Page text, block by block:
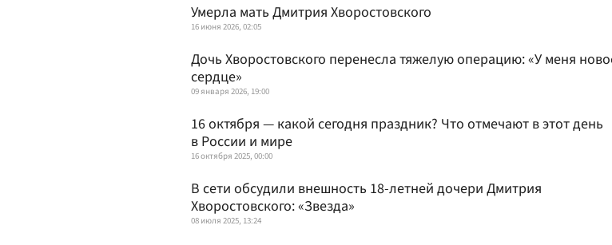
Умерла мать Дмитрия Хворостовского
16 июня 2026, 02:05
Дочь Хворостовского перенесла тяжелую операцию: «У меня
сердце»
09 января 2026, 19:00
16 октября — какой сегодня праздник? Что отмечают в этот день
в России и мире
16 октября 2025, 00:00
В сети обсудили внешность 18-летней дочери Дмитрия
Хворостовского: «Звезда»
08 июля 2025, 13:24